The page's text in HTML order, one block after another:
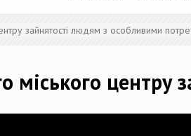
зайнятості людям з особливими
міського